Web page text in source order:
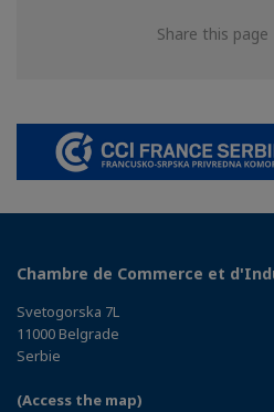
Share this page
Chambre de Commerce et
Svetogorska 7L
11000 Belgrade
Serbie
(Access the map)